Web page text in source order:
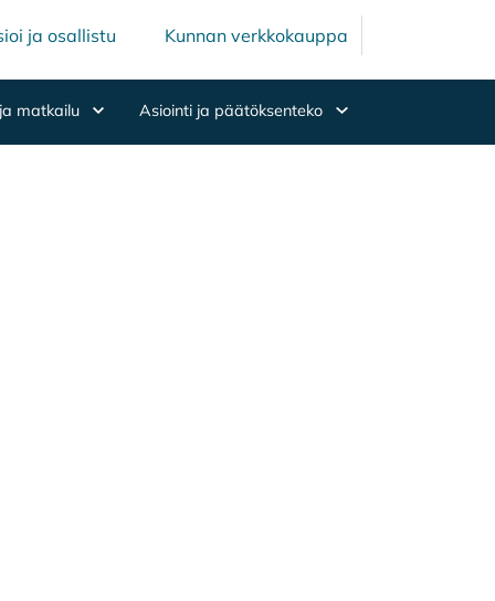
ja osallistu Kunnan verkkokauppa
matkailu Asiointi ja päätöksenteko